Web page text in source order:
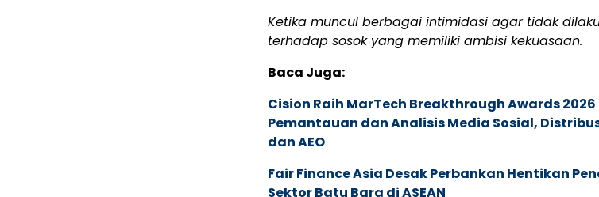
Ketika muncul berbagai intimidasi agar tidak
terhadap sosok yang memiliki ambisi kekuasaan.
Baca Juga:
Cision Raih MarTech Breakthrough Awards
Pemantauan dan Analisis Media Sosial,
dan AEO
Fair Finance Asia Desak Perbankan Hentikan
Sektor Batu Bara di ASEAN